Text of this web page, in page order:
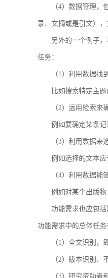
（4）数据管理
录、文摘或是引文）
另外的一个例子，
任务：
（1）利用数据找
比如搜索特定主
（2）运用检索来
例如要确定某条
（3）利用数据来
例如选择的文本
（4）利用数据能
例如对某个出版
功能需求也应包括
功能需求中的总体任
（1）全文识别
（2）版本识别、
（3）研究资助者